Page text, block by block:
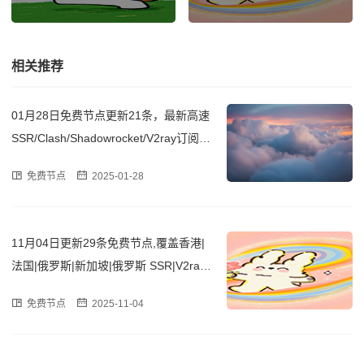
点,覆盖香港|德国|越南|土耳
其|意大利 SSR|V2ray|Clash
点,覆盖韩国|英国|越南|加拿
大|俄罗斯 SSR|V2ray|Clash
相关推荐
01月28日免费节点更新21条，最新高速
SSR/Clash/Shadowrocket/V2ray订阅链
免费节点 2025-01-28
11月04日更新29条免费节点,覆盖香港|
法国|俄罗斯|新加坡|俄罗斯 SSR|V2ray|
免费节点 2025-11-04